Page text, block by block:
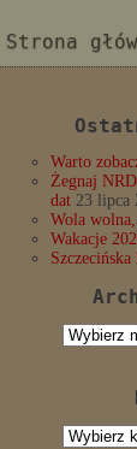
Strona
Warto
Żegnaj
dat 23 lipca
Wola
Wakacje
Archiwum
Kategorie